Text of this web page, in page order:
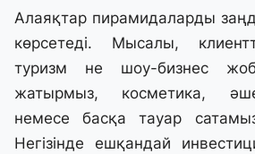
Алаяқтар пирамидаларды
көрсетеді. Мысалы,
туризм не шоу-бизнес
жатырмыз, косметика,
немесе басқа тауар
Негізінде ешқандай